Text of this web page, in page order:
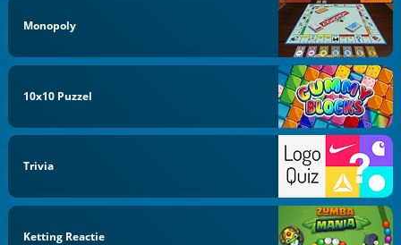
Monopoly
10x10 Puzzel
Trivia
Ketting Reactie